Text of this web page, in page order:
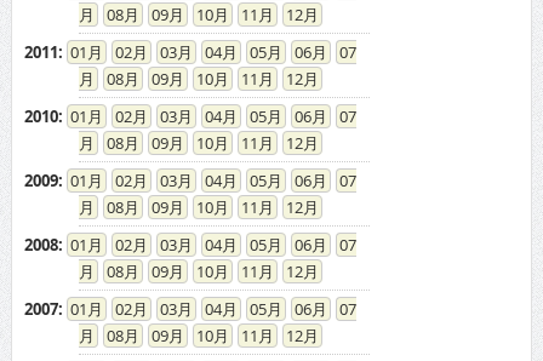
08
09 10 11
12
2011: 01 02 03 04 05 06
07
08
09 10 11
12
2010: 01 02 03 04 05 06
07
08
09 10 11
12
2009: 01 02 03 04 05 06
07
08
09 10 11
12
2008: 01 02 03 04 05 06
07
08
09 10 11
12
2007: 01 02 03 04 05 06
07
08
09 10 11
12